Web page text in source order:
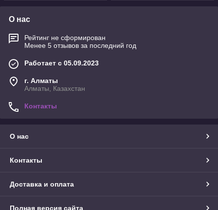
О нас
Рейтинг не сформирован
Менее 5 отзывов за последний год
Работает с 05.09.2023
г. Алматы
Алматы, Казахстан
Контакты
О нас
Контакты
Доставка и оплата
Полная версия сайта